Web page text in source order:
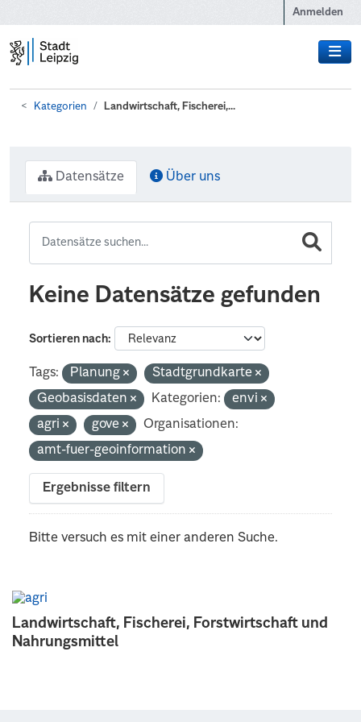
Anmelden
Kategorien Landwirtschaft, Fischerei,...
Landwirtschaft, Fischerei, Forstwirtschaft und
Nahrungsmittel
Datensätze Über uns
Keine Datensätze gefunden
Sortieren nach
Tags: Planung
Stadtgrundkarte
Geobasisdaten
Kategorien:
envi
agri
gove
Organisationen:
amt-fuer-geoinformation
Ergebnisse filtern
Bitte versuch es mit einer anderen Suche.